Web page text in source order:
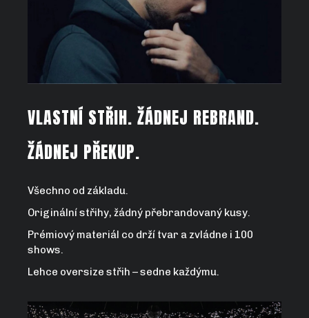
VLASTNÍ STŘIH. ŽÁDNEJ REBRAND.
ŽÁDNEJ PŘEKUP.
Všechno od základu.
Originální střihy, žádný přebrandovaný kusy.
Prémiový materiál co drží tvar a zvládne i 100
shows.
Lehce oversize střih – sedne každýmu.